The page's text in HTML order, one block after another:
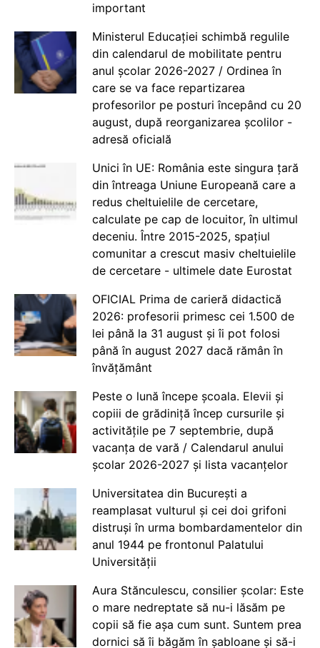
important
Ministerul Educației schimbă regulile
din calendarul de mobilitate pentru
anul școlar 2026-2027 / Ordinea în
care se va face repartizarea
profesorilor pe posturi începând cu 20
august, după reorganizarea școlilor -
adresă oficială
Unici în UE: România este singura țară
din întreaga Uniune Europeană care a
redus cheltuielile de cercetare,
calculate pe cap de locuitor, în ultimul
deceniu. Între 2015-2025, spațiul
comunitar a crescut masiv cheltuielile
de cercetare - ultimele date Eurostat
OFICIAL Prima de carieră didactică
2026: profesorii primesc cei 1.500 de
lei până la 31 august și îi pot folosi
până în august 2027 dacă rămân în
învățământ
Peste o lună începe școala. Elevii și
copiii de grădiniță încep cursurile și
activitățile pe 7 septembrie, după
vacanța de vară / Calendarul anului
școlar 2026-2027 și lista vacanțelor
Universitatea din București a
reamplasat vulturul și cei doi grifoni
distruși în urma bombardamentelor din
anul 1944 pe frontonul Palatului
Universității
Aura Stănculescu, consilier școlar: Este
o mare nedreptate să nu-i lăsăm pe
copii să fie așa cum sunt. Suntem prea
dornici să îi băgăm în șabloane și să-i